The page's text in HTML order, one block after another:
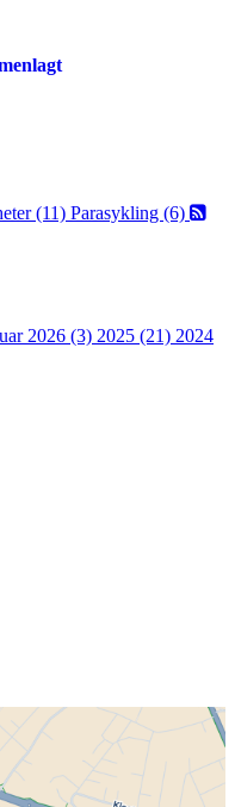
(11) Parasykling (6)
2026 (3) 2025 (21) 2024